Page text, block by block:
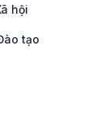
hội
tạo